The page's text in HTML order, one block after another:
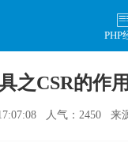
PHP
之CSR的作
人气：2450 来